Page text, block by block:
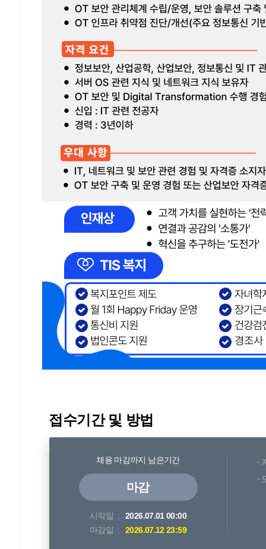
접수기간 및 방법
채용 마감까지 남은기간
마감
시작일
2026.07.01 00:00
마감일
2026.07.12 23:59